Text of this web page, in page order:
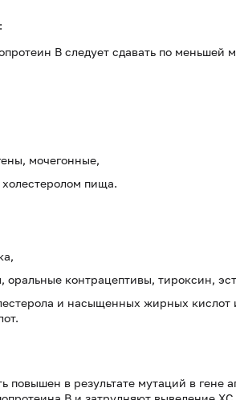
B следует сдавать по меньшей
мочегонные,
пища.
контрацептивы, тироксин,
и насыщенных жирных
повышен в результате мутаций в гене